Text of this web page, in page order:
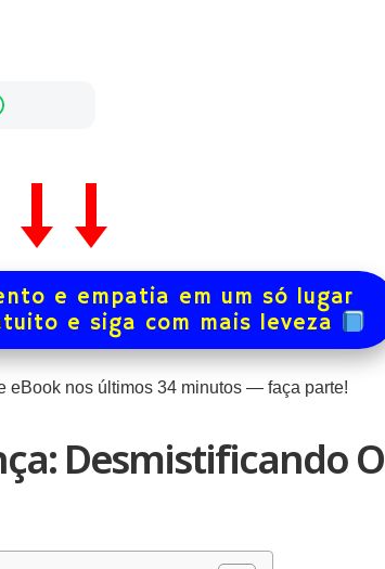
e empatia em um só lugar
e siga com mais leveza
eBook nos últimos34 minutos — faça parte!
Desmistificando O